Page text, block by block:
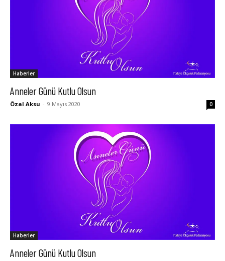
Haberler
Anneler Günü Kutlu Olsun
Özal Aksu - 9 Mayıs 2020 0
Haberler
Anneler Günü Kutlu Olsun